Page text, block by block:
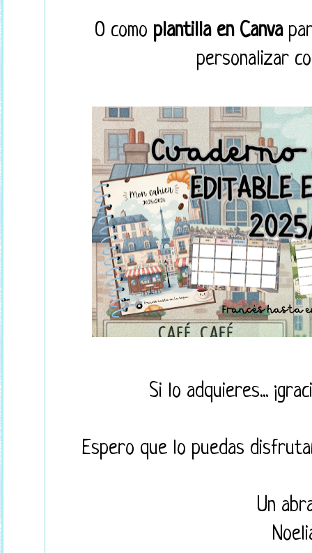
O como plantilla en Canva
personalizar
Si lo adquieres...
Espero que lo puedas
Un